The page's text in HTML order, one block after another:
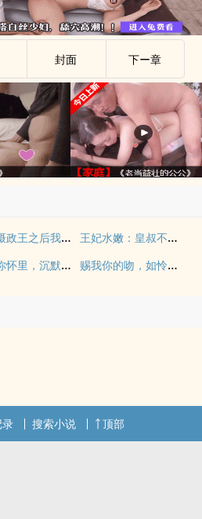
封面 下ー章
嫁给摄政王之后我飘了 王妃水嫩：皇叔不可以
跌进你怀里，沉默着欢喜 赐我你的吻，如怜悯罪人
录 搜索小说 顶部